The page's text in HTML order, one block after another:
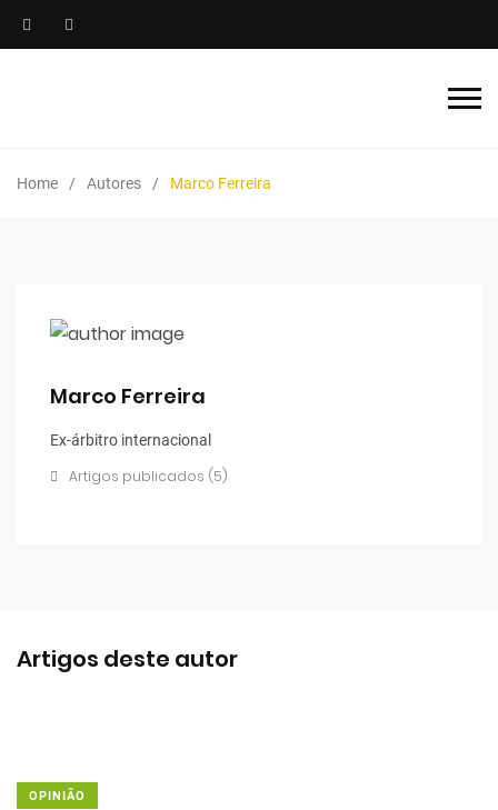
Home Autores Marco Ferreira
Marco Ferreira
Ex-árbitro internacional
Artigos publicados (5)
Artigos deste autor
OPINIÃO